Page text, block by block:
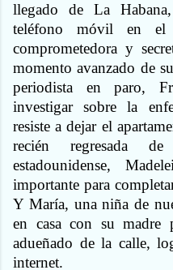
llegado de La
teléfono móvil en el
comprometedora y
momento avanzado de
periodista en paro,
investigar sobre la
resiste a dejar el
recién regresada
estadounidense,
importante para
Y María, una niña de
en casa con su
adueñado de la calle,
internet.